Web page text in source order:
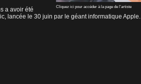
Cliquez ici pour accéder à la page de l'artiste
a avoir été
lancée le 30 juin par le géant informatique Apple.